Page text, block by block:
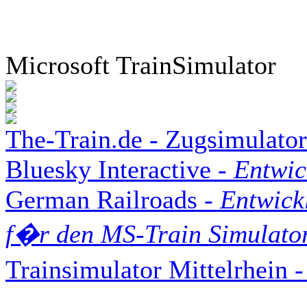
Microsoft TrainSimulator
The-Train.de -
Bluesky Interactive -
German Railroads -
f�r den MS-Train
Trainsimulator Mittelrhein